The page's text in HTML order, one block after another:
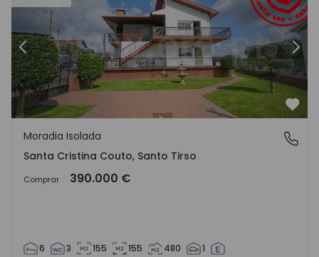
Anterior
Santa Cristina Couto, Santo Tirso
Moradia Isolada
Santa Cristina Couto, Santo Tirso
Comprar 390.000 €
6 3 155 155 480 1